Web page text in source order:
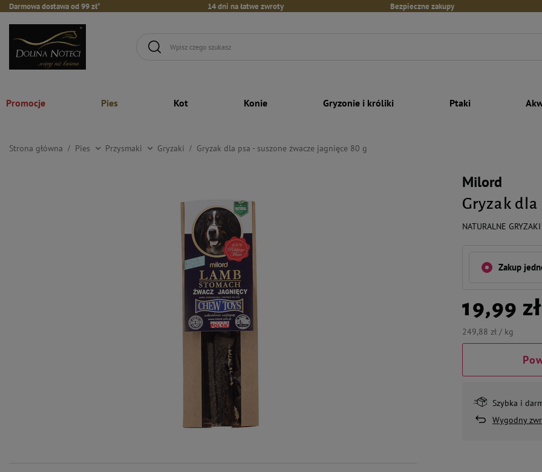
Darmowa dostawa od 99 zł* 14 dni na łatwe zwroty Bezpieczne zakupy
Promocje Pies Kot Konie Gryzonie i króliki Ptaki
Strona główna Pies Przysmaki Gryzaki Gryzak dla psa - suszone żwacze jagnięce 80 g
Milord
Gryzak
NATURALNE
Zakup
19,99 zł
249,88 zł / kg
Szybka i
Wygodny